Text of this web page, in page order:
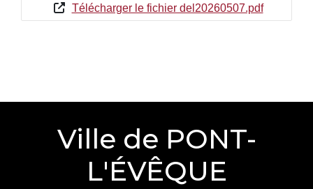
Télécharger le fichier del20260507.pdf
Ville de PONT-
L'ÉVÊQUE